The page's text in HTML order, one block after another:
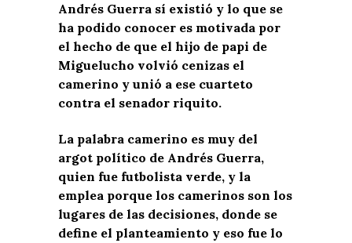
Andrés Guerra sí existió y lo que se
ha podido conocer es motivada por
el hecho de que el hijo de papi de
Miguelucho volvió cenizas el
camerino y unió a ese cuarteto
contra el senador riquito.
La palabra camerino es muy del
argot político de Andrés Guerra,
quien fue futbolista verde, y la
emplea porque los camerinos son los
lugares de las decisiones, donde se
define el planteamiento y eso fue lo